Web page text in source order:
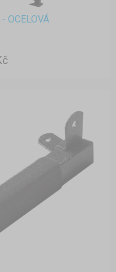
OCELOVÁ